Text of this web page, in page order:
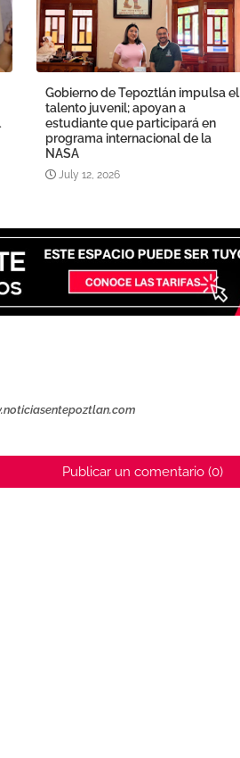
Gobierno de Tepoztlán impulsa el
talento juvenil; apoyan a
estudiante que participará en
programa internacional de la
NASA
July 12, 2026
Publicar un comentario (0)